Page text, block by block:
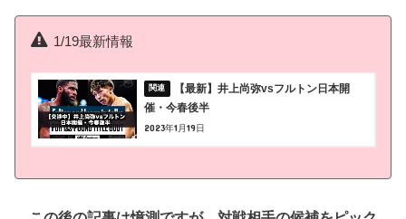
1/19最新情報
【最新】井上尚弥vsフルトン日本開
催・今春後半
2023年1月19日